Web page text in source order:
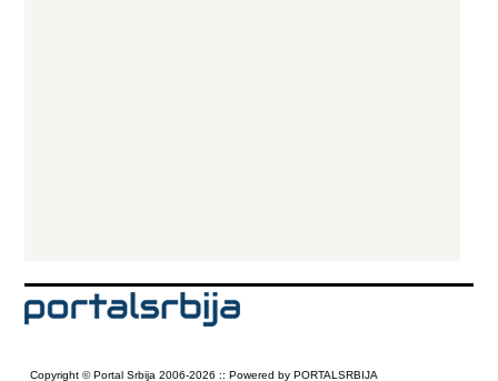
Copyright © Portal Srbija 2006-2026 :: Powered by PORTALSRBIJA